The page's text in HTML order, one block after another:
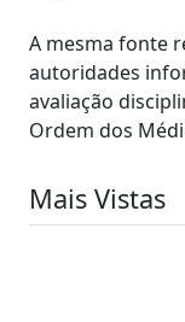
A mesma fonte
autoridades
avaliação
Ordem dos
Mais Vistas